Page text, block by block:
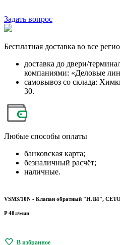
Задать вопрос
Бесплатная доставка во все
доставка до двери/
компаниями: «Деловые
самовывоз со склада:
30.
Любые способы оплаты
банковская карта;
безналичный расчёт;
наличные.
VSM3/10N - Клапан обратный "ИЛИ",
P 40л/мин